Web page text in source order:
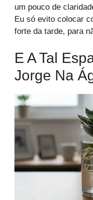
um pouco de
Eu só evito colocar
forte da tarde, para
E A Tal
Jorge Na